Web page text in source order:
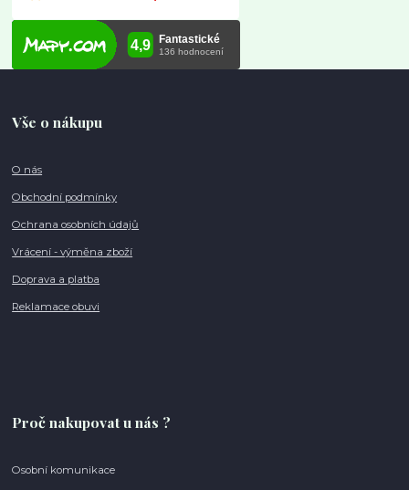
Vše o nákupu
O nás
Obchodní podmínky
Ochrana osobních údajů
Vrácení - výměna zboží
Doprava a platba
Reklamace obuvi
Proč nakupovat u nás ?
Osobní komunikace